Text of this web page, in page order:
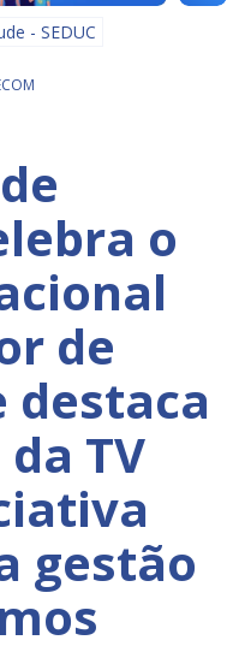
- SEDUC
o
de
destaca
TV
gestão